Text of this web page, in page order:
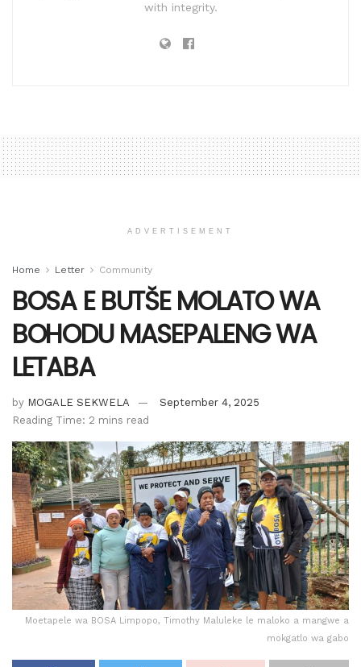
with integrity.
ADVERTISEMENT
Home Letter Community
BOSA E BUTŠE MOLATO WA
BOHODU MASEPALENG WA
LETABA
by MOGALE SEKWELA
September 4, 2025
Reading Time: 2 mins read
Moetapele wa BOSA Limpopo, Timothy Maluleke le maloko a mangwe a
mokgatlo wa gabo